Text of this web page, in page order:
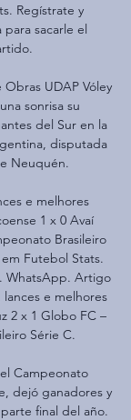
Regístrate y
sacarle el
UDAP Vóley
sonrisa su
del Sur en la
disputada
Neuquén.
e melhores
1 x 0 Avaí
Brasileiro
Futebol Stats.
WhatsApp. Artigo
lances e melhores
2 x 1 Globo FC –
Série C.
Campeonato
dejó ganadores y
final del año.